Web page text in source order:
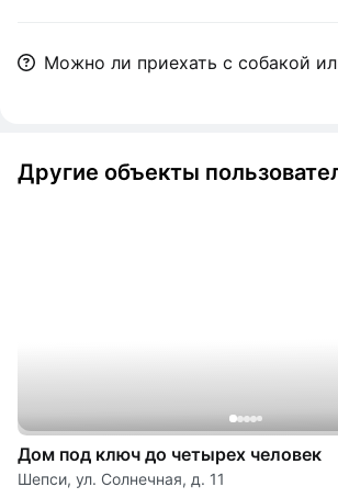
Можно ли приехать с собакой
Другие объекты
Дом под ключ до четырех человек
Шепси, ул. Солнечная, д. 11